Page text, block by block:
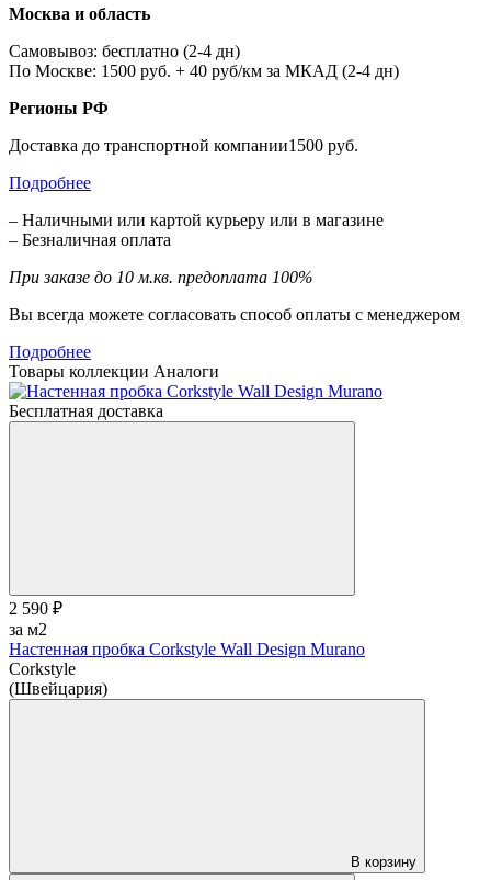
Москва и область
Самовывоз: бесплатно (2-4 дн)
По Москве: 1500 руб. + 40 руб/км за МКАД (2-4 дн)
Регионы РФ
Доставка до транспортной компании1500 руб.
Подробнее
– Наличными или картой курьеру или в магазине
– Безналичная оплата
При заказе до 10 м.кв. предоплата 100%
Вы всегда можете согласовать способ оплаты с менеджером
Подробнее
Товары коллекции Аналоги
Бесплатная доставка
2 590 ₽
за м2
Настенная пробка Corkstyle Wall Design Murano
Corkstyle
(Швейцария)
В корзину